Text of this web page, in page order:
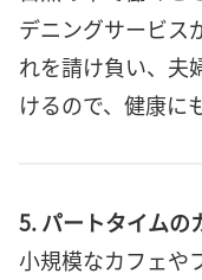
デニングサービス
れを請け負い、夫
けるので、健康に
5. パートタイムの
小規模なカフェや